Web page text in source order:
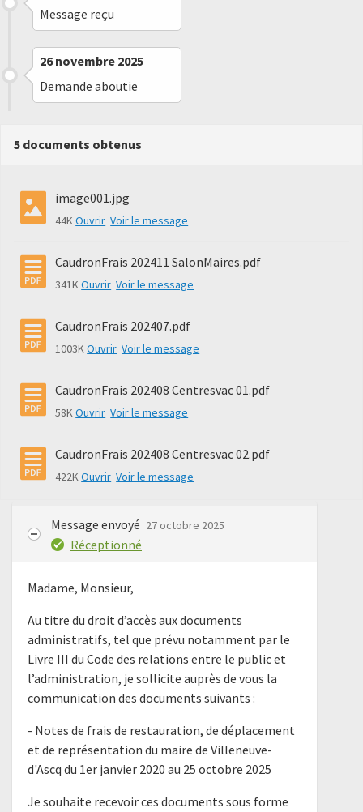
Message reçu
26 novembre 2025
Demande aboutie
5 documents obtenus
image001.jpg
44KOuvrir Voir le message
CaudronFrais 202411 SalonMaires.pdf
341KOuvrir Voir le message
CaudronFrais 202407.pdf
1003KOuvrir Voir le message
CaudronFrais 202408 Centresvac 01.pdf
58KOuvrir Voir le message
CaudronFrais 202408 Centresvac 02.pdf
422KOuvrir Voir le message
Message envoyé 27 octobre 2025
Réceptionné
Madame, Monsieur,
Au titre du droit d’accès aux documents
administratifs, tel que prévu notamment par le
Livre III du Code des relations entre le public et
l’administration, je sollicite auprès de vous la
communication des documents suivants :
- Notes de frais de restauration, de déplacement
et de représentation du maire de Villeneuve-
d'Ascq du 1er janvier 2020 au 25 octobre 2025
Je souhaite recevoir ces documents sous forme